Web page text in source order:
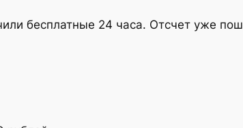
бесплатные 24 часа. Отсчет уже